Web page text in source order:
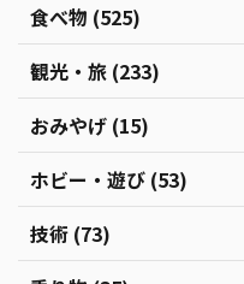
食べ物 (525)
観光・旅 (233)
おみやげ (15)
ホビー・遊び (53)
技術 (73)